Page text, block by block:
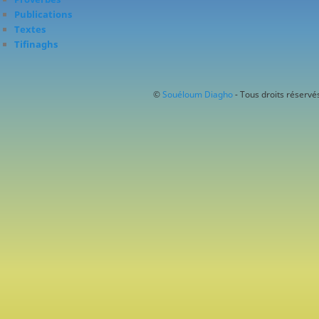
Publications
Textes
Tifinaghs
© Souéloum Diagho- Tous droits